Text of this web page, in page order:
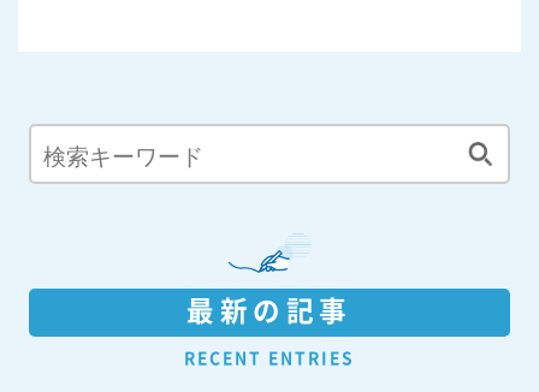
最新の記事
RECENT ENTRIES